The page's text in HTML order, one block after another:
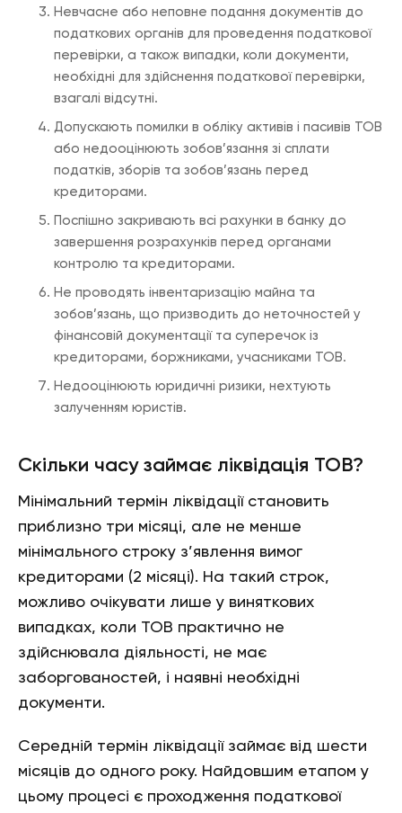
Невчасне або неповне подання документів до
податкових органів для проведення податкової
перевірки, а також випадки, коли документи,
необхідні для здійснення податкової перевірки,
взагалі відсутні.
Допускають помилки в обліку активів і пасивів ТОВ
або недооцінюють зобов’язання зі сплати
податків, зборів та зобов’язань перед
кредиторами.
Поспішно закривають всі рахунки в банку до
завершення розрахунків перед органами
контролю та кредиторами.
Не проводять інвентаризацію майна та
зобов’язань, що призводить до неточностей у
фінансовій документації та суперечок із
кредиторами, боржниками, учасниками ТОВ.
Недооцінюють юридичні ризики, нехтують
залученням юристів.
Скільки часу займає ліквідація ТОВ?
Мінімальний термін ліквідації становить
приблизно три місяці, але не менше
мінімального строку з’явлення вимог
кредиторами (2 місяці). На такий строк,
можливо очікувати лише у виняткових
випадках, коли ТОВ практично не
здійснювала діяльності, не має
заборгованостей, і наявні необхідні
документи.
Середній термін ліквідації займає від шести
місяців до одного року. Найдовшим етапом у
цьому процесі є проходження податкової